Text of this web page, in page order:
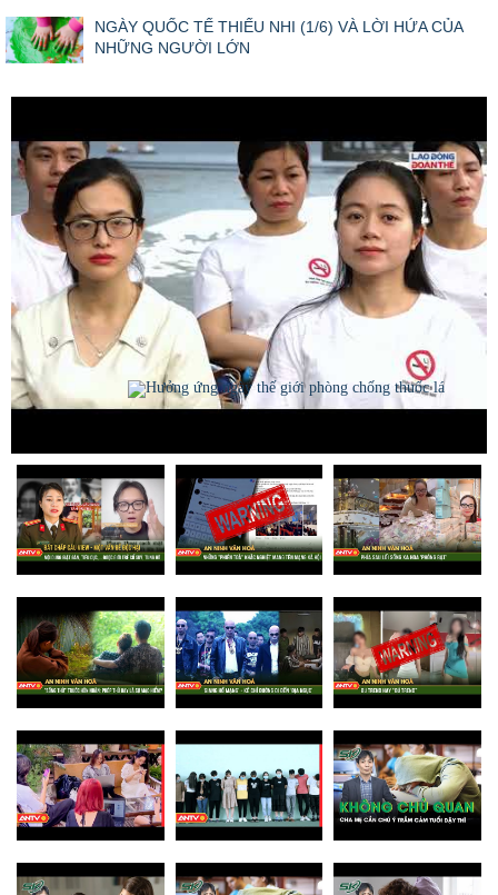
NGÀY QUỐC TẾ THIẾU NHI (1/6) VÀ LỜI HỨA CỦA
NHỮNG NGƯỜI LỚN